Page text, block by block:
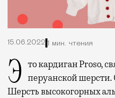
15.06.2022 1 мин. чтения
Это кардиган Proso, связанный из 100% перуанской шерсти.
Шерсть высокогорных